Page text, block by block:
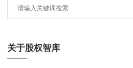
关于股权智库